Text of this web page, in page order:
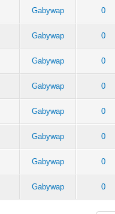
Gabywap 0
Gabywap 0
Gabywap 0
Gabywap 0
Gabywap 0
Gabywap 0
Gabywap 0
Gabywap 0